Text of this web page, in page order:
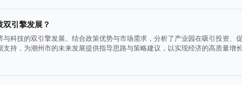
引擎发展？
科技的双引擎发展。结合政策优势与市场需求，分析了产业园在吸引投资、
持，为潮州市的未来发展提供指导思路与策略建议，以实现经济的高质量增长